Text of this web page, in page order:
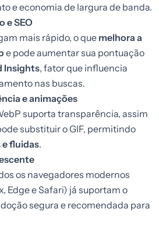
e economia de largura de banda.
e SEO
mais rápido, o que melhora a
e pode aumentar sua pontuação
Insights, fator que influencia
nas buscas.
e animações
suporta transparência, assim
substituir o GIF, permitindo
e fluidas.
os navegadores modernos
Edge e Safari) já suportam o
segura e recomendada para